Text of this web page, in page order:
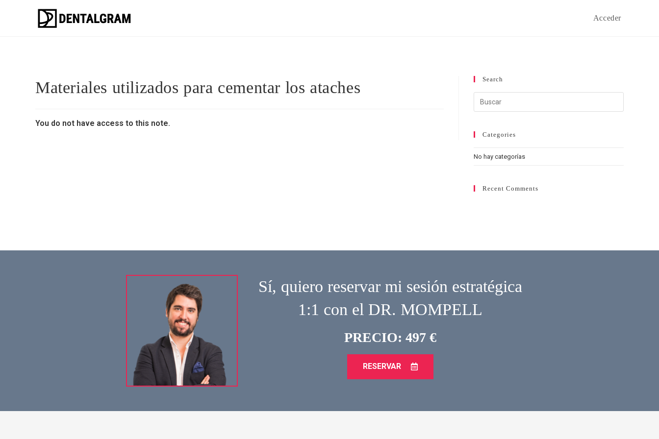
Acceder
Materiales utilizados para cementar los ataches
You do not have access to this note.
Search
Categories
No hay categorías
Recent Comments
Sí, quiero reservar mi sesión estratégica
1:1 con el DR. MOMPELL
PRECIO: 497 €
RESERVAR